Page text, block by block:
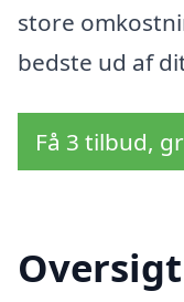
store
bedste ud af
Få 3 tilbud,